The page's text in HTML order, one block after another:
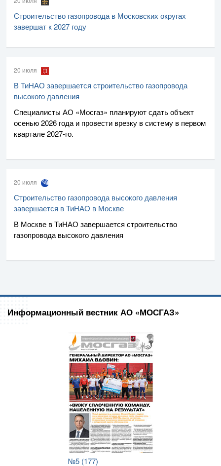
Строительство газопровода в Московских округах
завершат к 2027 году
20 июля
В ТиНАО завершается строительство газопровода
высокого давления
Специалисты АО «Мосгаз» планируют сдать объект
осенью 2026 года и провести врезку в систему в первом
квартале2027-го.
20 июля
Строительство газопровода высокого давления
завершается в ТиНАО в Москве
В Москве в ТиНАО завершается строительство
газопровода высокого давления
Информационный вестник АО «МОСГАЗ»
№5 (177)